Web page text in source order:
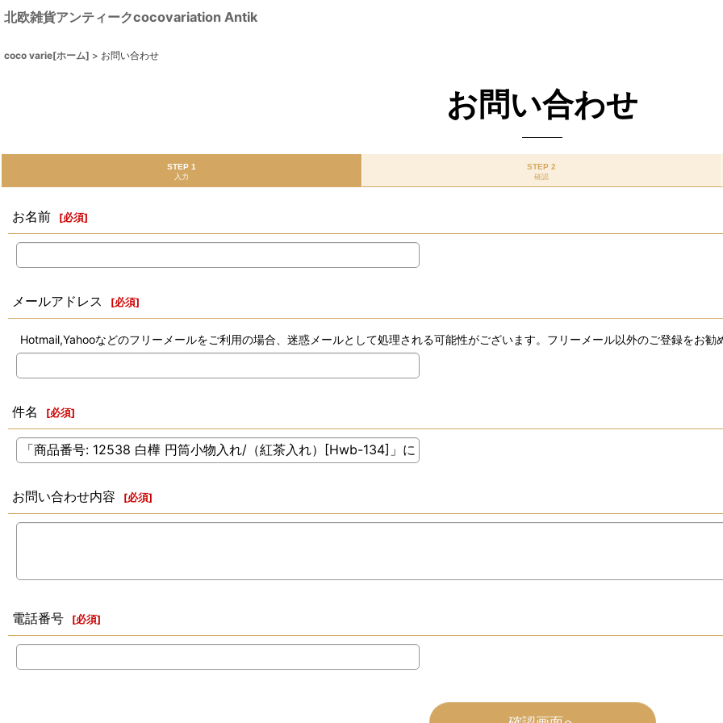
北欧雑貨アンティークcocovariation Antik
coco varie[ホーム] > お問い合わせ
お問い合わせ
STEP 1
入力
STEP 2
確認
お名前 [必須]
メールアドレス [必須]
Hotmail,Yahooなどのフリーメールをご利用の場合、迷惑メールとして処理される可能性がございます。フリーメール以外のご登録をお勧
件名 [必須]
お問い合わせ内容 [必須]
電話番号 [必須]